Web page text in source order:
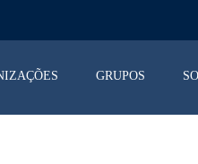
GRUPOS